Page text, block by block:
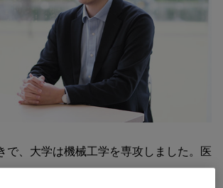
で、大学は機械工学を専攻しました。医